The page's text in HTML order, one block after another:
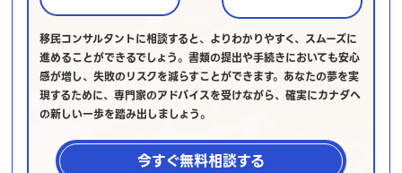
移民コンサルタントに相談すると、よりわかりやすく、スムーズに
進めることができるでしょう。書類の提出や手続きにおいても安心
感が増し、失敗のリスクを減らすことができます。あなたの夢を実
現するために、専門家のアドバイスを受けながら、確実にカナダへ
の新しい一歩を踏み出しましょう。
今すぐ無料相談する